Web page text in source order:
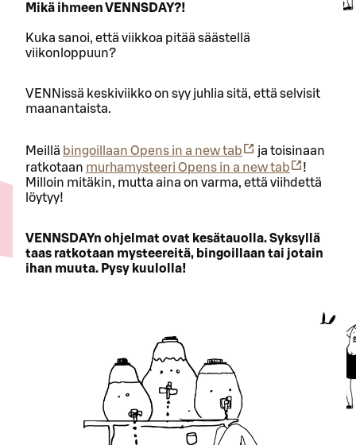
Mikä ihmeen VENNSDAY?!
Kuka sanoi, että viikkoa pitää säästellä
viikonloppuun?
VENNissä keskiviikko on syy juhlia sitä, että selvisit
maanantaista.
Meillä bingoillaan Opens in a new tab
ja toisinaan
ratkotaan murhamysteeri Opens in a new tab
!
Milloin mitäkin, mutta aina on varma, että viihdettä
löytyy!
VENNSDAYn ohjelmat ovat kesätauolla. Syksyllä
taas ratkotaan mysteereitä, bingoillaan tai jotain
ihan muuta. Pysy kuulolla!